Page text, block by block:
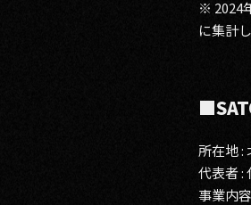
※ 2024
に集計
所在地 :
代表者 :
事業内